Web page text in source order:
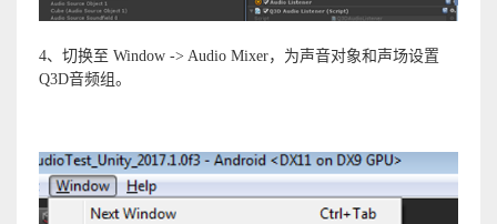
4、切换至 Window -> Audio Mixer，为声音对象和声场设置
Q3D音频组。